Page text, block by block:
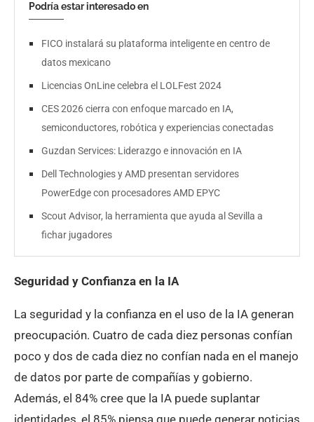
Podría estar interesado en
FICO instalará su plataforma inteligente en centro de
datos mexicano
Licencias OnLine celebra el LOLFest 2024
CES 2026 cierra con enfoque marcado en IA,
semiconductores, robótica y experiencias conectadas
Guzdan Services: Liderazgo e innovación en IA
Dell Technologies y AMD presentan servidores
PowerEdge con procesadores AMD EPYC
Scout Advisor, la herramienta que ayuda al Sevilla a
fichar jugadores
Seguridad y Confianza en la IA
La seguridad y la confianza en el uso de la IA generan
preocupación. Cuatro de cada diez personas confían
poco y dos de cada diez no confían nada en el manejo
de datos por parte de compañías y gobierno.
Además, el 84% cree que la IA puede suplantar